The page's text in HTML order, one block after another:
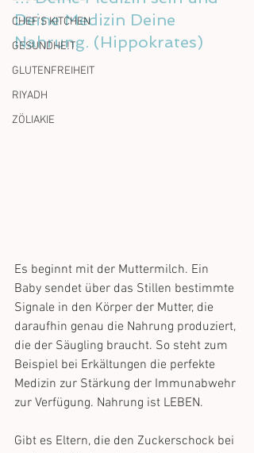
CHEF'S KITCHEN
GESUNDHE!T
GLUTENFREIHEIT
RIYADH
ZÖLIAKIE
Deine Medizin Deine
Nahrung. (Hippokrates)
Es beginnt mit der Muttermilch. Ein
Baby sendet über das Stillen bestimmte
Signale in den Körper der Mutter, die
daraufhin genau die Nahrung produziert,
die der Säugling braucht. So steht zum
Beispiel bei Erkältungen die perfekte
Medizin zur Stärkung der Immunabwehr
zur Verfügung. Nahrung ist LEBEN.
Gibt es Eltern, die den Zuckerschock bei